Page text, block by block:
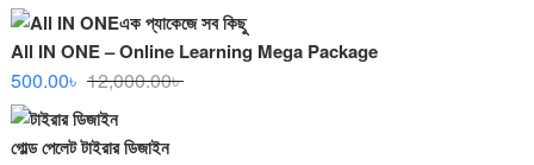
was:
3,000.00৳ .
is:
All IN ONE – Online Learning Mega Package
12,000.00৳Original
500.00৳
Current
গোল্ড পেলেট টাইরার ডিজাইন